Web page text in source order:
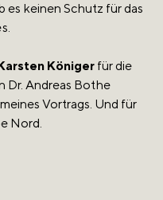
keinen Schutz für das
Königerfür die
Dr. Andreas Bothe
Vortrags. Und für
Nord.